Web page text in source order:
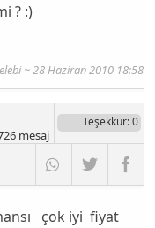
? :)
~ 28 Haziran 2010 18:58
Teşekkür: 0
mesaj
çok iyi fiyat